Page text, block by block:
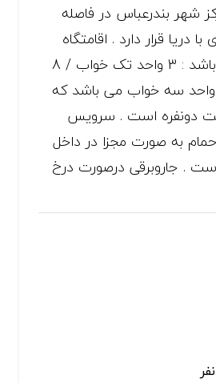
شهر بندرعباس در فاصله
با دریا قرار دارد . اقامتگاه
دارای 14 واحد می باشد : 3 واحد تک خواب / 8
واحد 2 خواب و 3 واحد سه خواب می باشد که
دارای 1 تخت دونفره است . سرویس
به صورت مجزا در داخل
. جاروبرقی درصورت درخ